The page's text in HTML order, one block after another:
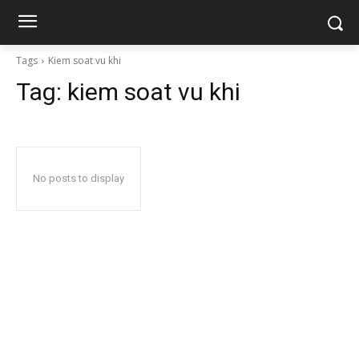
Tags Kiem soat vu khi
Tag: kiem soat vu khi
No posts to display